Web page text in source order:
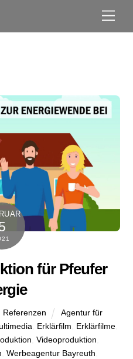
für Pfeufer
Referenzen
Agentur für
Erklärfilm Erklärfilme
Videoproduktion
Werbeagentur Bayreuth